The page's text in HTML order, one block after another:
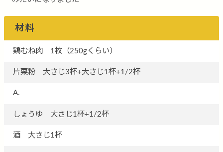
材料
鶏むね肉 1枚（250gくらい）
片栗粉 大さじ3杯+大さじ1杯+1/2杯
A.
しょうゆ 大さじ1杯+1/2杯
酒 大さじ1杯